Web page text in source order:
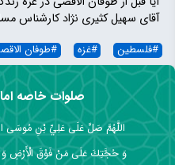
آقای سهیل کثیری نژاد کارشناس
#فلسطین #غزه #طوفان
صلوات خاصه
اللَّهُمَّ صَلِّ عَلَى عَلِيِّ بْنِ مُوسَى
وَ حُجَّتِكَ عَلَى مَنْ فَوْقَ الْأَرْضِ